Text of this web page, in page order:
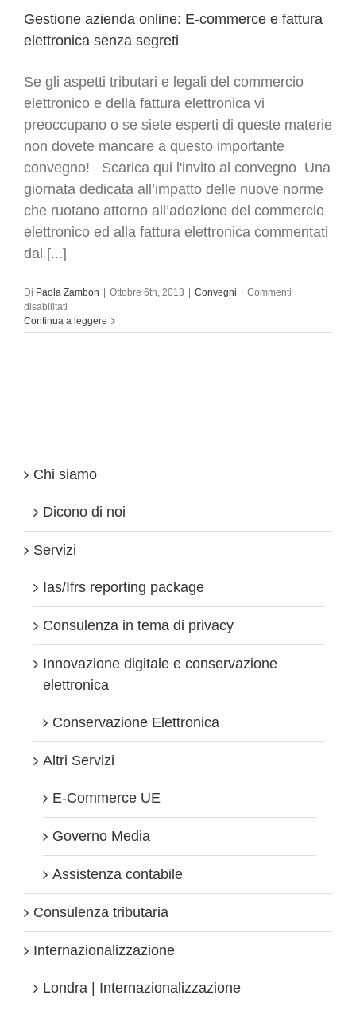
tutela
consumatore
Gestione azienda online: E-commerce e fattura
elettronica senza segreti
Se gli aspetti tributari e legali del commercio
elettronico e della fattura elettronica vi
preoccupano o se siete esperti di queste materie
non dovete mancare a questo importante
convegno! Scarica qui l'invito al convegno Una
giornata dedicata all’impatto delle nuove norme
che ruotano attorno all’adozione del commercio
elettronico ed alla fattura elettronica commentati
dal [...]
Di Paola Zambon | Ottobre 6th, 2013 | Convegni | Commenti
disabilitati
Gestione
azienda
Continua a leggere
Chi siamo
Dicono di noi
Servizi
Ias/Ifrs reporting package
Consulenza in tema di privacy
Innovazione digitale e conservazione
elettronica
Conservazione Elettronica
Altri Servizi
E-Commerce UE
Governo Media
Assistenza contabile
Consulenza tributaria
Internazionalizzazione
Londra | Internazionalizzazione